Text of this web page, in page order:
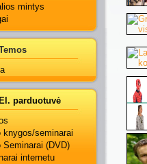
mintys
El. parduotuvė
knygos/seminarai
Seminarai (DVD)
internetu